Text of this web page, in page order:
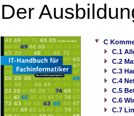
Der
C
C.1
C.2
C.3
C.4
C.5
C.6
C.7